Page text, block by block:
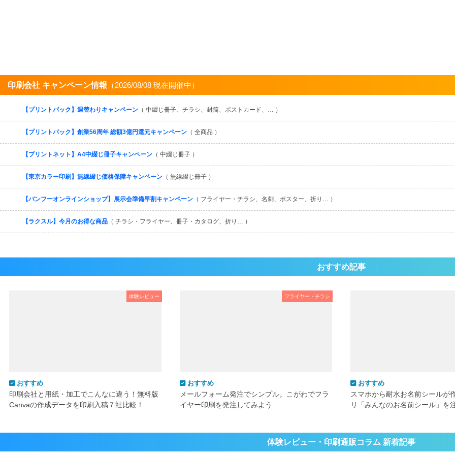
印刷会社 キャンペーン情報 （2026/08/08 現在開催中）
【プリントパック】週替わりキャンペーン （ 中綴じ冊子、チラシ、封筒、ポストカード、… ）
【プリントパック】創業56周年 総額3億円還元キャンペーン （ 全商品 ）
【プリントネット】A4中綴じ冊子キャンペーン （ 中綴じ冊子 ）
【東京カラー印刷】無線綴じ価格保障キャンペーン （ 無線綴じ冊子 ）
【バンフーオンラインショップ】展示会準備早割キャンペーン （ フライヤー・チラシ、名刺、ポスター、折り… ）
【ラクスル】今月のお得な商品 （ チラシ・フライヤー、冊子・カタログ、折り… ）
おすすめ記事
体験レビュー
おすすめ
印刷会社と用紙・加工でこんなに違う！無料版
Canvaの作成データを印刷入稿７社比較！
フライヤー・チラシ
おすすめ
メールフォーム発注でシンプル。こがわでフラ
イヤー印刷を発注してみよう
おすすめ
スマホから耐水お名前シールが
リ「みんなのお名前シール」を
体験レビュー・印刷通販コラム 新着記事